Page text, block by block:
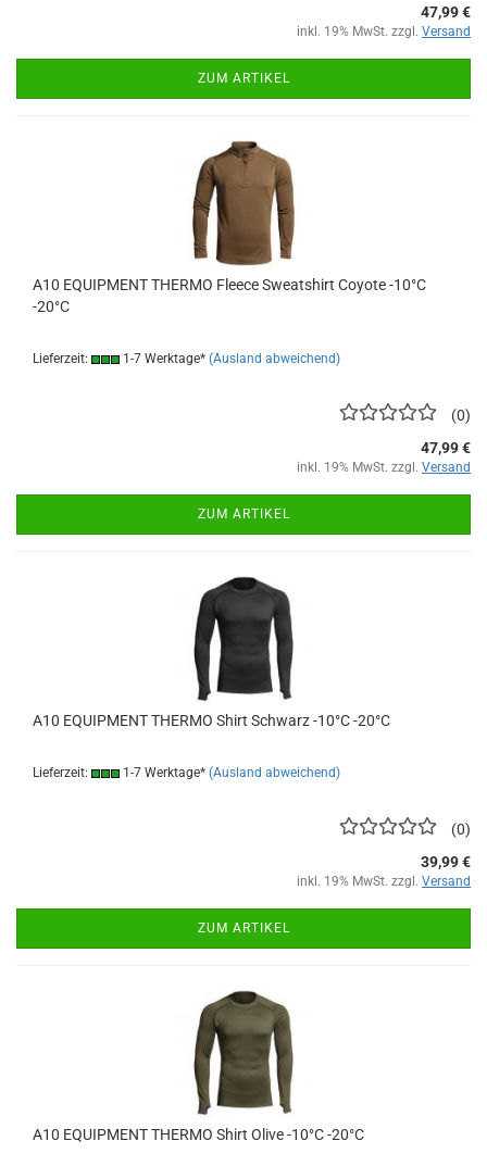
47,99 €
inkl. 19% MwSt. zzgl. Versand
ZUM ARTIKEL
A10 EQUIPMENT THERMO Fleece Sweatshirt Coyote -10°C
-20°C
Lieferzeit: 1-7 Werktage* (Ausland abweichend)
0
47,99 €
inkl. 19% MwSt. zzgl. Versand
ZUM ARTIKEL
A10 EQUIPMENT THERMO Shirt Schwarz -10°C -20°C
Lieferzeit: 1-7 Werktage* (Ausland abweichend)
0
39,99 €
inkl. 19% MwSt. zzgl. Versand
ZUM ARTIKEL
A10 EQUIPMENT THERMO Shirt Olive -10°C -20°C